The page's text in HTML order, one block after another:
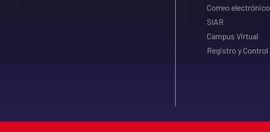
Correo electrónico
SIAR
Campus Virtual
Registro y Control